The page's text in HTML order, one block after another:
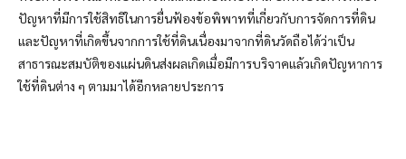
ปัญหาที่มีการใช้สิทธิในการยื่นฟ้องข้อพิพาทที่เกี่ยวกับการจัดการที่ดิน
และปัญหาที่เกิดขึ้นจากการใช้ที่ดินเนื่องมาจากที่ดินวัดถือได้ว่าเป็น
สาธารณะสมบัติของแผ่นดินส่งผลเกิดเมื่อมีการบริจาคแล้วเกิดปัญหาการ
ใช้ที่ดินต่าง ๆ ตามมาได้อีกหลายประการ